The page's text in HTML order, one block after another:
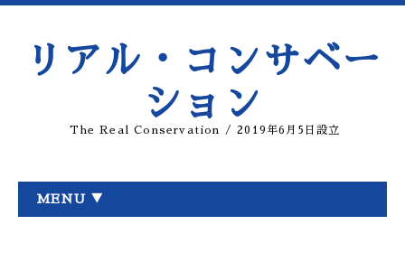
リアル・コンサベー
ション
The Real Conservation / 2019年6月5日設立
MENU ▼